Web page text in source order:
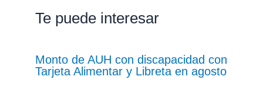
Te puede interesar
Monto de AUH con discapacidad con
Tarjeta Alimentar y Libreta en agosto